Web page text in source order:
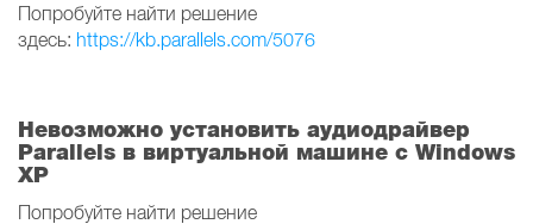
Попробуйте найти решение
здесь: https://kb.parallels.com/5076
Невозможно установить аудиодрайвер
Parallels в виртуальной машине с Windows
XP
Попробуйте найти решение